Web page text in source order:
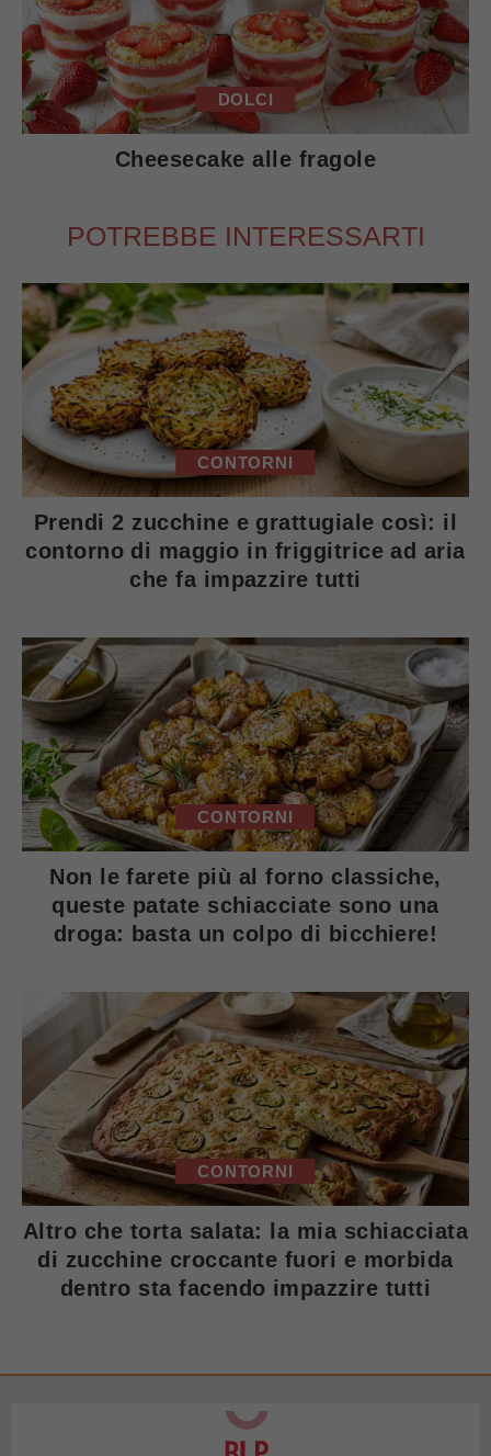
DOLCI
Cheesecake alle fragole
POTREBBE INTERESSARTI
CONTORNI
Prendi 2 zucchine e grattugiale così: il
contorno di maggio in friggitrice ad aria
che fa impazzire tutti
CONTORNI
Non le farete più al forno classiche,
queste patate schiacciate sono una
droga: basta un colpo di bicchiere!
CONTORNI
Altro che torta salata: la mia schiacciata
di zucchine croccante fuori e morbida
dentro sta facendo impazzire tutti